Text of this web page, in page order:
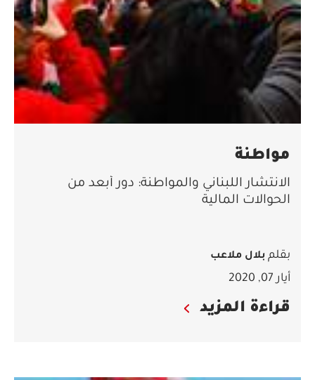
مواطنة
الانتشار اللبناني والمواطنة: دور أبعد من
الحوالات المالية
بقلم بلال ملاعب
أيار 07, 2020
قراءة المزيد